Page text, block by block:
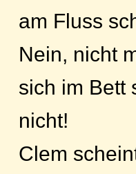
am Fluss
Nein, nicht
sich im Bett
nicht!
Clem